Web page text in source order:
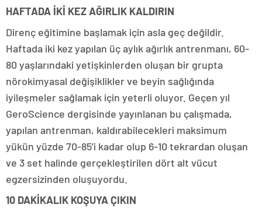
HAFTADA İKİ KEZ AĞIRLIK KALDIRIN
Direnç eğitimine başlamak için asla geç değildir.
Haftada iki kez yapılan üç aylık ağırlık antrenmanı, 60-
80 yaşlarındaki yetişkinlerden oluşan bir grupta
nörokimyasal değişiklikler ve beyin sağlığında
iyileşmeler sağlamak için yeterli oluyor. Geçen yıl
GeroScience dergisinde yayınlanan bu çalışmada,
yapılan antrenman, kaldırabilecekleri maksimum
yükün yüzde 70-85’i kadar olup 6-10 tekrardan oluşan
ve 3 set halinde gerçekleştirilen dört alt vücut
egzersizinden oluşuyordu.
10 DAKİKALIK KOŞUYA ÇIKIN